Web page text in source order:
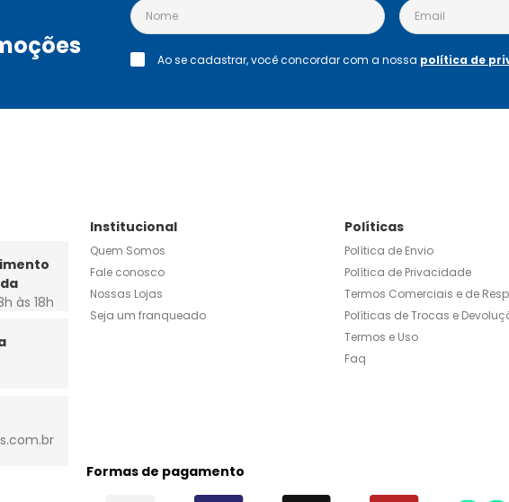
Ao se cadastrar, você concordar com a nossa política de
às 18h
Institucional
Quem Somos
Fale conosco
Nossas Lojas
Seja um franqueado
Políticas
Política de Envio
Política de Privacidade
Termos Comerciais e de
Políticas de Trocas e
Termos e Uso
Faq
Formas de pagamento